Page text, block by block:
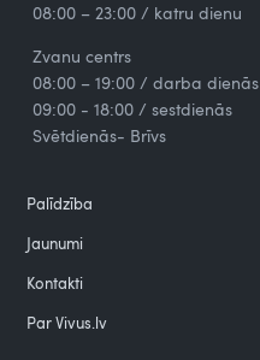
08:00 – 23:00 / katru dienu
Zvanu centrs
08:00 – 19:00 / darba dienās
09:00 - 18:00 / sestdienās
Svētdienās- Brīvs
Palīdzība
Jaunumi
Kontakti
Par Vivus.lv